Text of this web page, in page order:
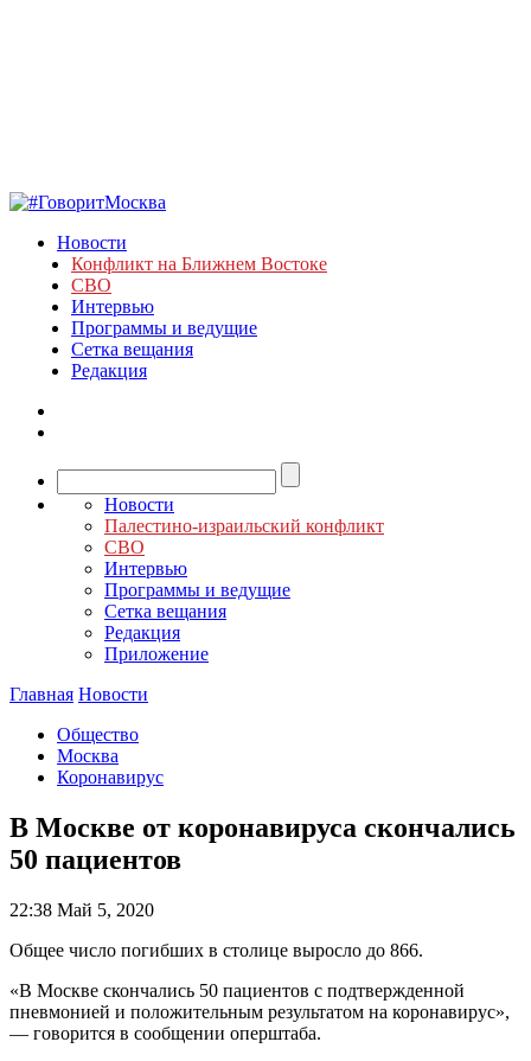
Новости
Конфликт на Ближнем Востоке
СВО
Интервью
Программы и ведущие
Сетка вещания
Редакция
Новости
Палестино-израильский конфликт
СВО
Интервью
Программы и ведущие
Сетка вещания
Редакция
Приложение
Главная Новости
Общество
Москва
Коронавирус
В Москве от коронавируса скончались
50 пациентов
22:38 Май 5, 2020
Общее число погибших в столице выросло до 866.
«В Москве скончались 50 пациентов с подтвержденной
пневмонией и положительным результатом на коронавирус»,
— говорится в сообщении оперштаба.